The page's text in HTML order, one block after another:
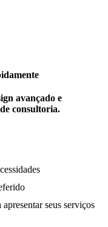
avançado e
consultoria.
seus serviços